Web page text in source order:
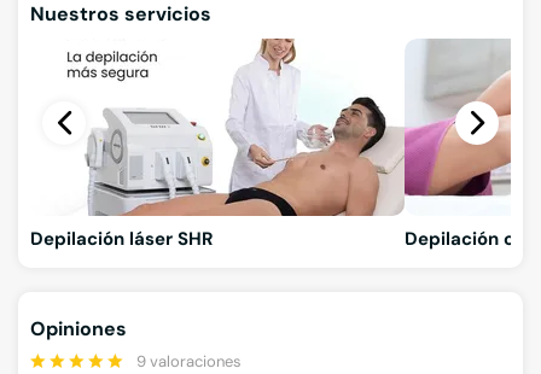
Nuestros servicios
Depilación láser SHR Depilación
Opiniones
9 valoraciones